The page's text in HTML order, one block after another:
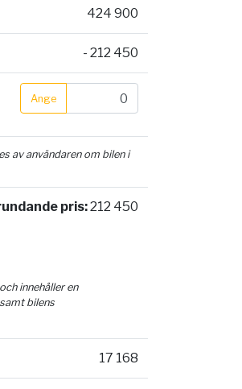
424 900
- 212 450
Ange
av användaren om bilen i
pris:212 450
innehåller en
bilens
17 168